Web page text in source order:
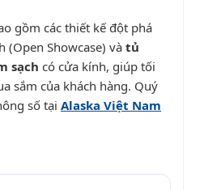
gồm các thiết kế đột phá
(Open Showcase) và tủ
sạch có cửa kính, giúp tối
sắm của khách hàng. Quý
số tại Alaska Việt Nam